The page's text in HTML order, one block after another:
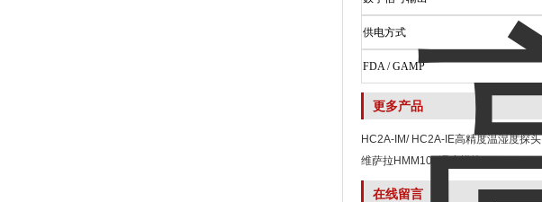
供电方式
FDA / GAMP
更多产品
HC2A-IM/ HC2A-IE高精度温湿度探头
维萨拉HMM100湿度模块
在线留言